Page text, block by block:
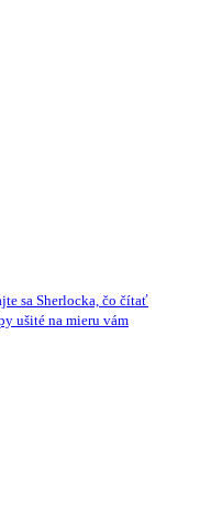
sa Sherlocka, čo čítať
ušité na mieru vám